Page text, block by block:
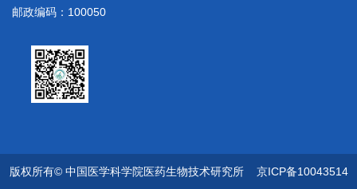
邮政编码：100050
版权所有© 中国医学科学院医药生物技术研究所 京ICP备10043514